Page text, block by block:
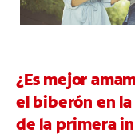
¿Es mejor
el biberón en
de la primera